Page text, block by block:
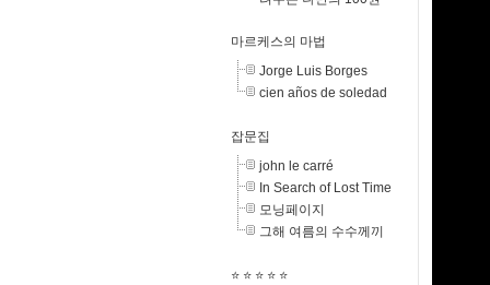
마르케스의 마법
Jorge Luis Borges
cien años de soledad
잡문집
john le carré
In Search of Lost Time
모닝페이지
그해 여름의 수수께끼
⭐️ ⭐️ ⭐️ ⭐️ ⭐️